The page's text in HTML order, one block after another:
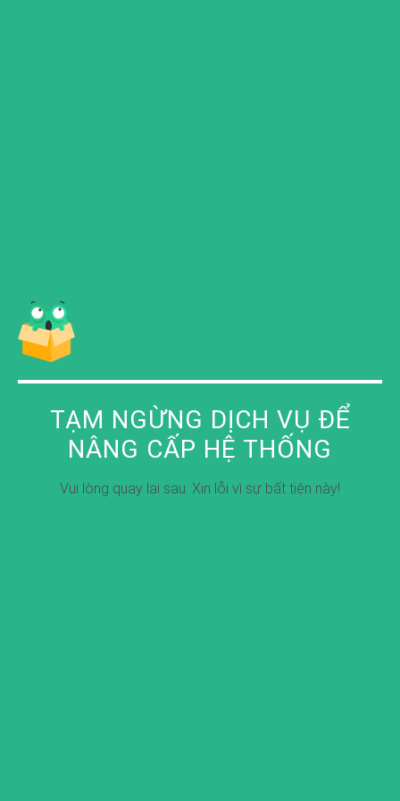
TẠM NGỪNG DỊCH VỤ ĐỂ
NÂNG CẤP HỆ THỐNG
Vui lòng quay lại sau. Xin lỗi vì sự bất tiện này!